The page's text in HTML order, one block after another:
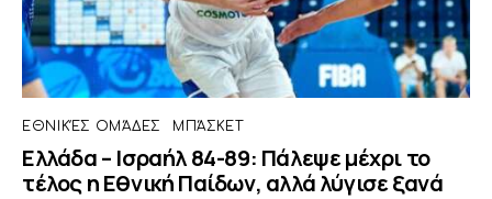
ΕΘΝΙΚΈΣ ΟΜΆΔΕΣ ΜΠΆΣΚΕΤ
Ελλάδα – Ισραήλ 84-89: Πάλεψε μέχρι το
τέλος η Εθνική Παίδων, αλλά λύγισε ξανά